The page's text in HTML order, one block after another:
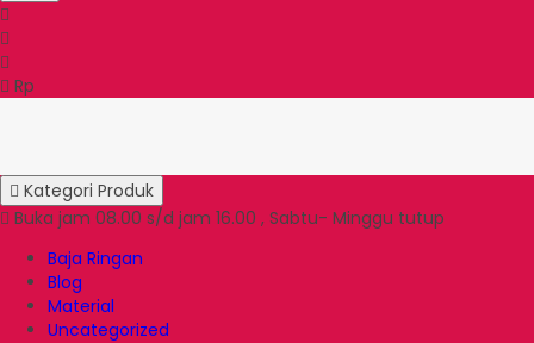
Rp
Kategori Produk
Buka jam 08.00 s/d jam 16.00 , Sabtu- Minggu tutup
Baja Ringan
Blog
Material
Uncategorized